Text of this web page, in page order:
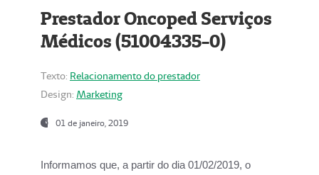
Prestador Oncoped Serviços
Médicos (51004335-0)
Texto: Relacionamento do prestador
Design: Marketing
01 de janeiro, 2019
Informamos que, a partir do dia 01/02/2019, o